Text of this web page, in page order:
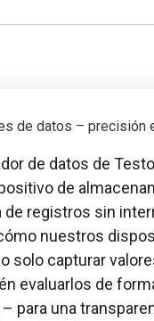
de datos – precisión
de datos de
de
de registros sin
nuestros
solo capturar
evaluarlos de
para una